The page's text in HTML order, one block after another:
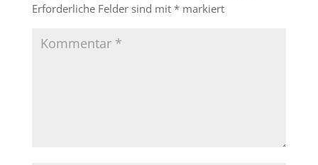
Erforderliche Felder sind mit *markiert